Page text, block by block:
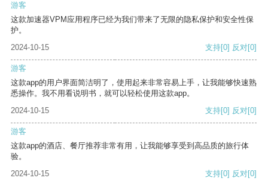
游客
这款加速器VPM应用程序已经为我们带来了无限的隐私保护和安全性保
护。
2024-10-15
支持[0] 反对[0]
游客
这款app的用户界面简洁明了，使用起来非常容易上手，让我能够快速熟
悉操作。我不用看说明书，就可以轻松使用这款app。
2024-10-15
支持[0] 反对[0]
游客
这款app的酒店、餐厅推荐非常有用，让我能够享受到高品质的旅行体
验。
2024-10-15
支持[0] 反对[0]